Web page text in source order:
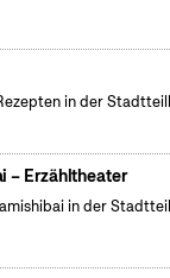
in der
– Erzähltheater
in der